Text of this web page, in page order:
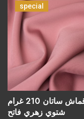
special
قماش ساتان 210 غرام
شتوي زهري فاتح